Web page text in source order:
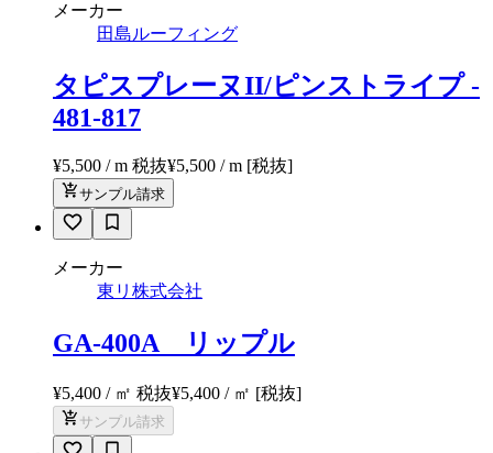
メーカー
田島ルーフィング
タピスプレーヌII/ピンストライプ -
481-817
¥5,500 / m 税抜¥5,500 / m [税抜]
サンプル請求
メーカー
東リ株式会社
GA-400A リップル
¥5,400 / ㎡ 税抜¥5,400 / ㎡ [税抜]
サンプル請求